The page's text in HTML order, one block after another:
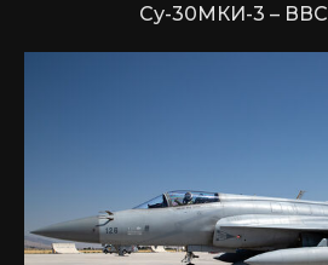
Су-30МКИ-3 –